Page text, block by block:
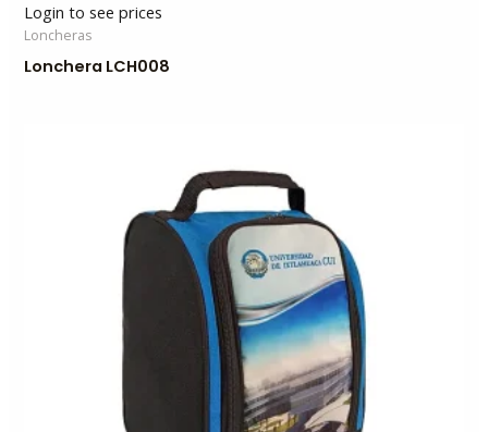
Login to see prices
Loncheras
Lonchera LCH008